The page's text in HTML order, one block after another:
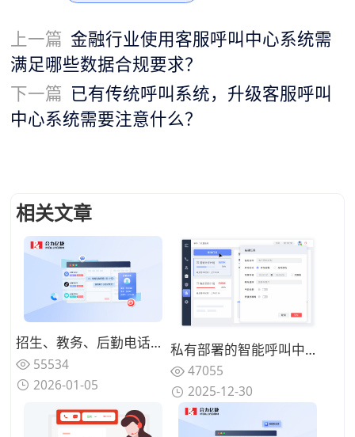
上一篇 金融行业使用客服呼叫中心系统需
满足哪些数据合规要求？
下一篇 已有传统呼叫系统，升级客服呼叫
中心系统需要注意什么？
相关文章
招生、教务、后勤电话混在一起，高校热线电话为何总是“谁都不满意”？
55534
2026-01-05
私有部署的智能呼叫中心系统成本构成是什么？一次性投入 vs 长期运维
47055
2025-12-30